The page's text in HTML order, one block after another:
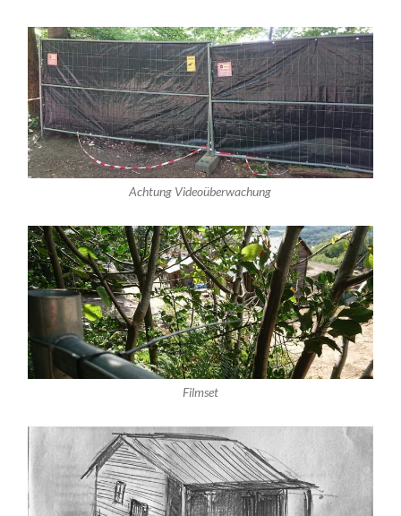
Achtung Videoüberwachung
Filmset